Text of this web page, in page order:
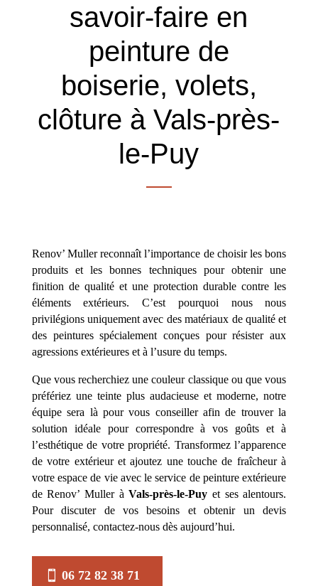
savoir-faire en
peinture de
boiserie, volets,
clôture à Vals-près-
le-Puy
Renov’ Muller reconnaît l’importance de choisir les bons
produits et les bonnes techniques pour obtenir une
finition de qualité et une protection durable contre les
éléments extérieurs. C’est pourquoi nous nous
privilégions uniquement avec des matériaux de qualité et
des peintures spécialement conçues pour résister aux
agressions extérieures et à l’usure du temps.
Que vous recherchiez une couleur classique ou que vous
préfériez une teinte plus audacieuse et moderne, notre
équipe sera là pour vous conseiller afin de trouver la
solution idéale pour correspondre à vos goûts et à
l’esthétique de votre propriété. Transformez l’apparence
de votre extérieur et ajoutez une touche de fraîcheur à
votre espace de vie avec le service de peinture extérieure
de Renov’ Muller àVals-près-le-Puy et ses alentours.
Pour discuter de vos besoins et obtenir un devis
personnalisé, contactez-nous dès aujourd’hui.
06 72 82 38 71